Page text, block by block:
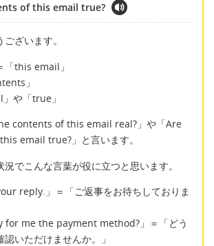
of this email true?
ざいます。
「this email」
」
」や「true」
contents of this email real?」や「Are
email true?」と言います。
でこんな言葉が役に立つと思います。
reply.」＝「ご返事をお待ちしておりま
for me the payment method?」＝「どう
いただけませんか。」